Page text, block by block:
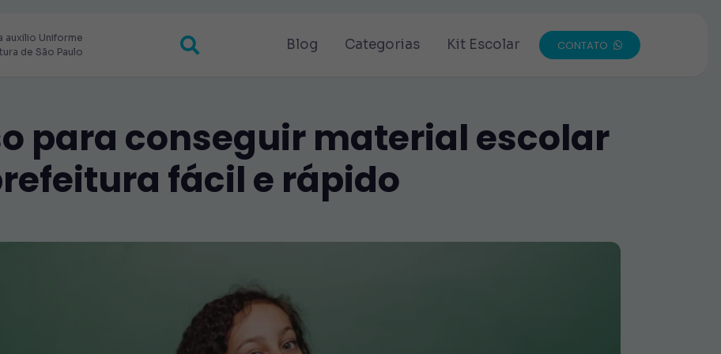
auxilio Uniforme
de São Paulo
Blog Categorias Kit Escolar CONTATO
para conseguir material escolar
fácil e rápido